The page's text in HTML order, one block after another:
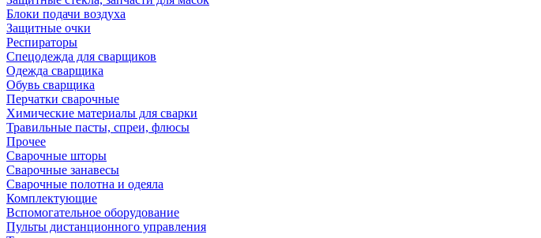
Блоки подачи воздуха
Защитные очки
Респираторы
Спецодежда для сварщиков
Одежда сварщика
Обувь сварщика
Перчатки сварочные
Химические материалы для сварки
Травильные пасты, спреи, флюсы
Прочее
Сварочные шторы
Сварочные занавесы
Сварочные полотна и одеяла
Комплектующие
Вспомогательное оборудование
Пульты дистанционного управления